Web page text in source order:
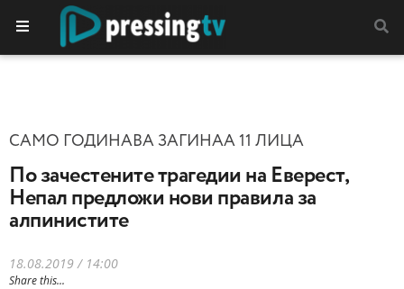
САМО ГОДИНАВА ЗАГИНАА 11 ЛИЦА
По зачестените трагедии на Еверест,
Непал предложи нови правила за
алпинистите
18.08.2019 / 14:00
Share this...